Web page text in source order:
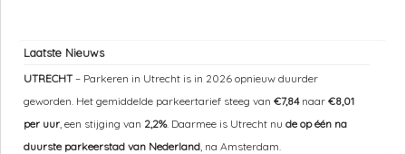
Laatste Nieuws
UTRECHT– Parkeren in Utrecht is in 2026 opnieuw duurder
geworden. Het gemiddelde parkeertarief steeg van €7,84naar €8,01
per uur , een stijging van 2,2%. Daarmee is Utrecht nu de op één na
duurste parkeerstad van Nederland , na Amsterdam.